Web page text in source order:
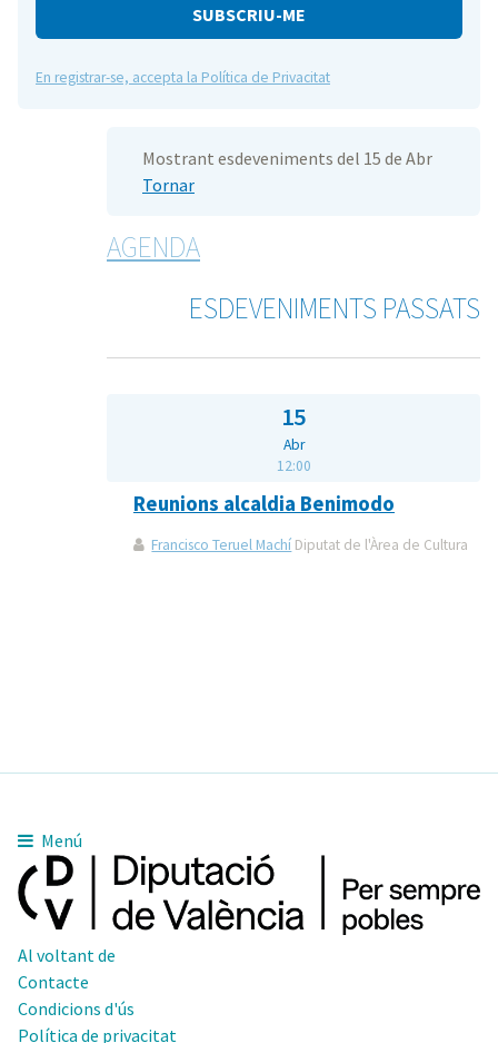
En registrar-se, accepta la Política de Privacitat
Mostrant esdeveniments del 15 de Abr
Tornar
AGENDA
ESDEVENIMENTS PASSATS
15
Abr
12:00
Reunions alcaldia Benimodo
Francisco Teruel Machí Diputat de l'Àrea de Cultura
Menú
Al voltant de
Contacte
Condicions d'ús
Política de privacitat